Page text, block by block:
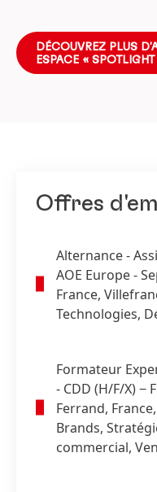
DÉCOUVREZ PLUS
ESPACE « SPOTLIGHT
Offres
Alternance -
AOE Europe -
France,
Technologies,
Formateur
- CDD (H/F/X)−
Ferrand,
Brands,
commercial,